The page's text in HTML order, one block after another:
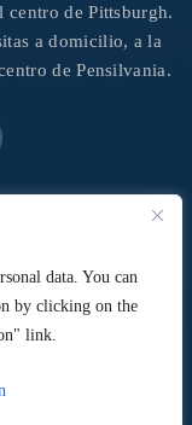
data. You can
by clicking on the
link.
de Pittsburgh.
a domicilio, a la
de Pensilvania.
De Canva Y Otros
Y Se Incluye La